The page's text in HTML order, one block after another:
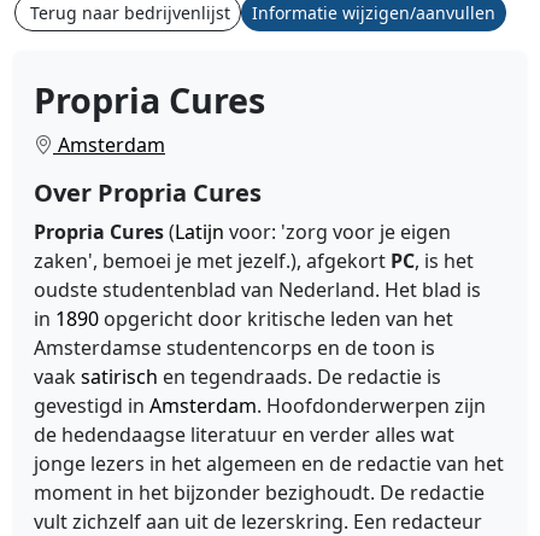
Terug naar bedrijvenlijst Informatie wijzigen/aanvullen
Propria Cures
Amsterdam
Over Propria Cures
Propria Cures(Latijn voor: 'zorg voor je eigen
zaken', bemoei je met jezelf.), afgekort PC, is het
oudste studentenblad van Nederland. Het blad is
in 1890 opgericht door kritische leden van het
Amsterdamse studentencorps en de toon is
vaaksatirisch en tegendraads. De redactie is
gevestigd in Amsterdam. Hoofdonderwerpen zijn
de hedendaagse literatuur en verder alles wat
jonge lezers in het algemeen en de redactie van het
moment in het bijzonder bezighoudt. De redactie
vult zichzelf aan uit de lezerskring. Een redacteur